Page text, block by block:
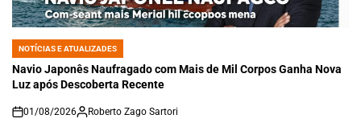
POSTED
IN
NOTÍCIAS E ATUALIZADES
Navio Japonês Naufragado com Mais de Mil Corpos Ganha Nova
Luz após Descoberta Recente
on
01/08/2026 Roberto Zago Sartori